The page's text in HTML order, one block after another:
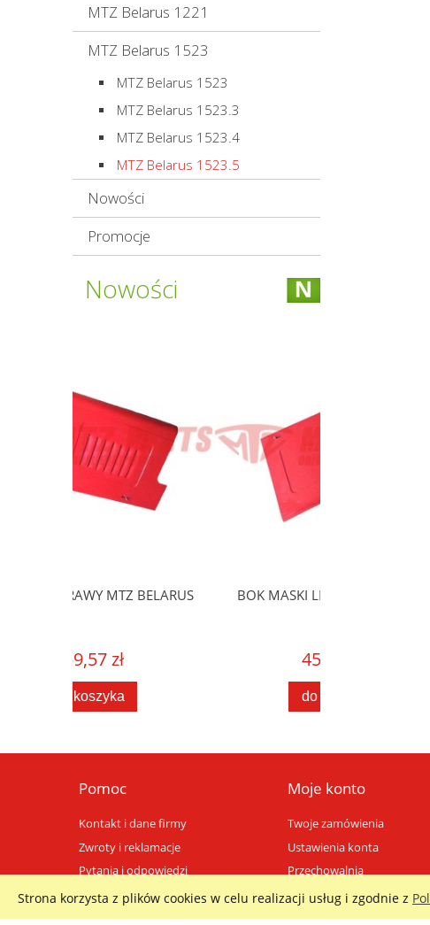
Strona korzysta z plików cookies w celu realizacji usług i zgodnie z
MTZ Belarus 1221
MTZ Belarus 1523
MTZ Belarus 1523
MTZ Belarus 1523.3
MTZ Belarus 1523.4
MTZ Belarus 1523.5
Nowości
Promocje
Nowości
BOK MASKI LEWY MTZ BELARUS
Pomoc
Kontakt i dane firmy
Zwroty i reklamacje
Pytania i odpowiedzi
Moje konto
Twoje zamówienia
Ustawienia konta
Przechowalnia